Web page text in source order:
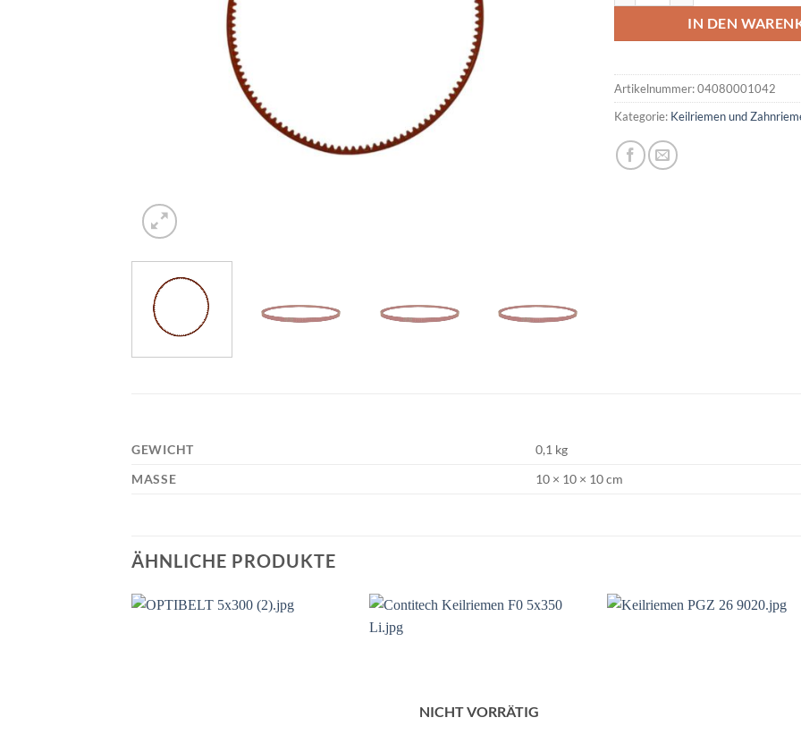
IN DEN
Artikelnummer:04080001042
Kategorie: Keilriemen und
GEWICHT
0,1 kg
MASSE
10 × 10 × 10 cm
ÄHNLICHE PRODUKTE
NICHT VORRÄTIG